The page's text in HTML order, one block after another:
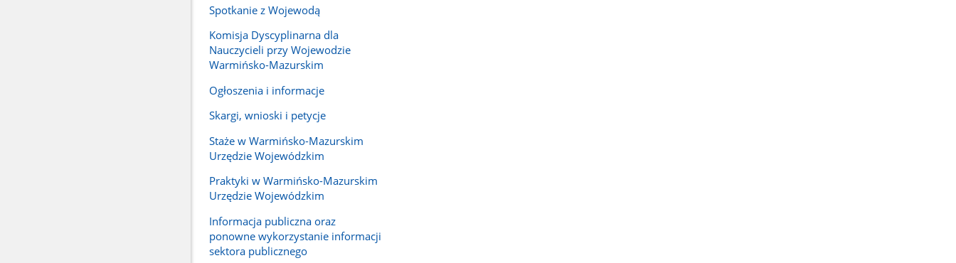
Spotkanie z Wojewodą
Komisja Dyscyplinarna dla
Nauczycieli przy Wojewodzie
Warmińsko-Mazurskim
Ogłoszenia i informacje
Skargi, wnioski i petycje
Staże w Warmińsko-Mazurskim
Urzędzie Wojewódzkim
Praktyki w Warmińsko-Mazurskim
Urzędzie Wojewódzkim
Informacja publiczna oraz
ponowne wykorzystanie informacji
sektora publicznego